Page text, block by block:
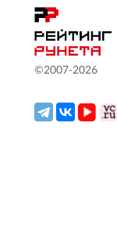
©2007-2026